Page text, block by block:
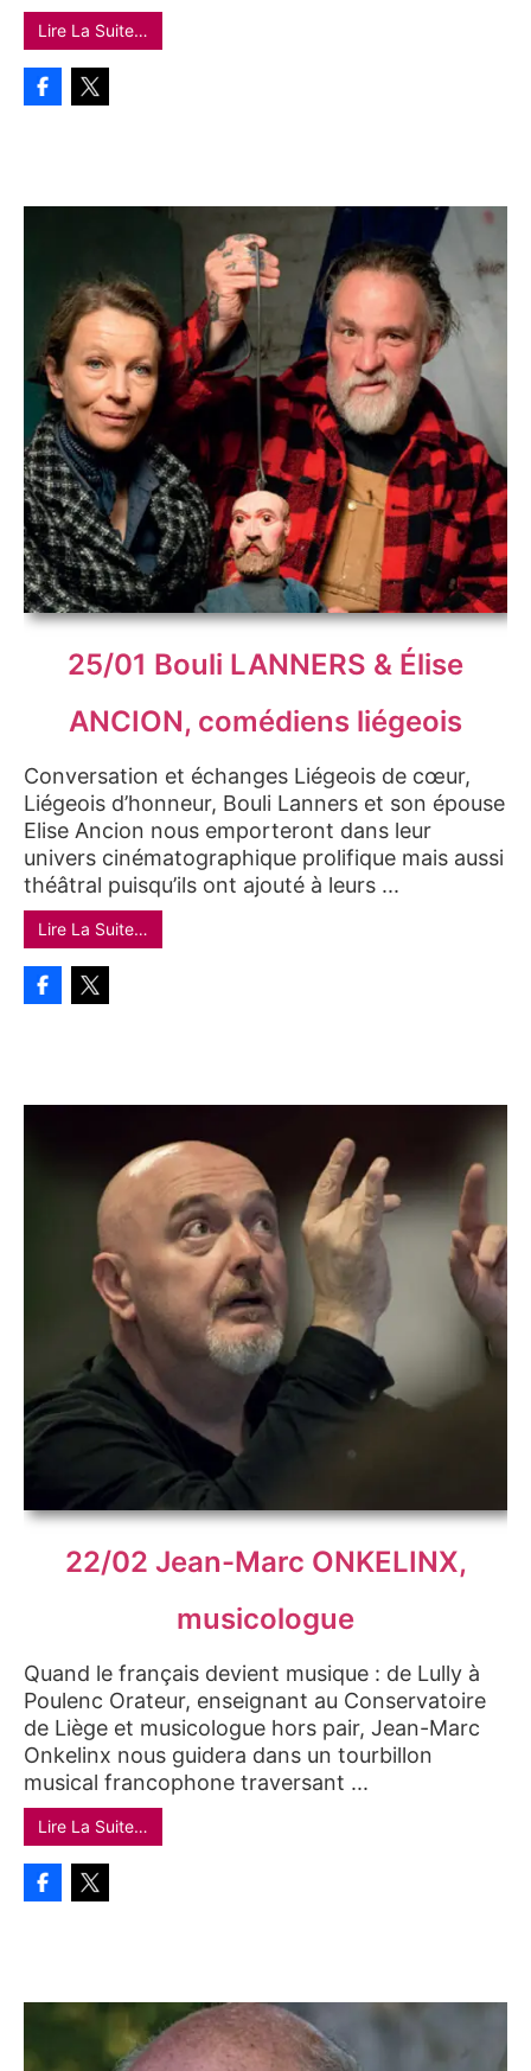
Lire La Suite…
25/01 Bouli LANNERS & Élise
ANCION, comédiens liégeois
Conversation et échanges Liégeois de cœur,
Liégeois d’honneur, Bouli Lanners et son épouse
Elise Ancion nous emporteront dans leur
univers cinématographique prolifique mais aussi
théâtral puisqu’ils ont ajouté à leurs ...
Lire La Suite…
22/02 Jean-Marc ONKELINX,
musicologue
Quand le français devient musique : de Lully à
Poulenc Orateur, enseignant au Conservatoire
de Liège et musicologue hors pair, Jean-Marc
Onkelinx nous guidera dans un tourbillon
musical francophone traversant ...
Lire La Suite…